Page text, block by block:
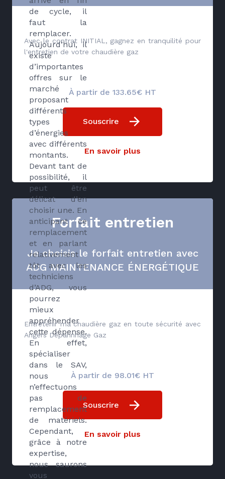
de cycle, il
faut la
remplacer.
Aujourd’hui, il
existe
d’importantes
offres sur le
marché
proposant
différents
types
d’énergies
avec différents
montants.
Devant tant de
possibilité, il
peut être
délicat d’en
choisir une. En
anticipant ce
remplacement
et en parlant
relativement
tôt avec les
techniciens
d’ADG, vous
pourrez
mieux
appréhender
cette dépense.
En effet,
spécialiser
dans le SAV,
nous
n’effectuons
pas de
remplacement
de matériels.
Cependant,
grâce à notre
expertise,
nous saurons
vous
Avec le contrat INITIAL, gagnez en tranquilité pour
l'entretien de votre chaudière gaz
À partir de 133.65€ HT
Souscrire
En savoir plus
Forfait entretien
Je choisis le forfait entretien avec
ADG MAINTENANCE ÉNERGÉTIQUE
Entretenir ma chaudière gaz en toute sécurité avec
Angers Dépannnage Gaz
À partir de 98.01€ HT
Souscrire
En savoir plus